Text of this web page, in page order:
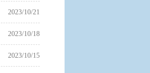
2023/10/21
2023/10/18
2023/10/15